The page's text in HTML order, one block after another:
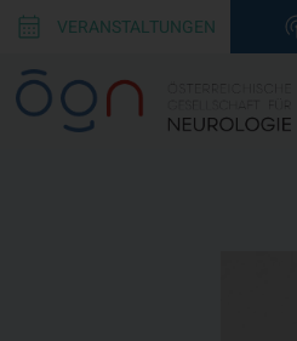
VERANSTALTUNGEN